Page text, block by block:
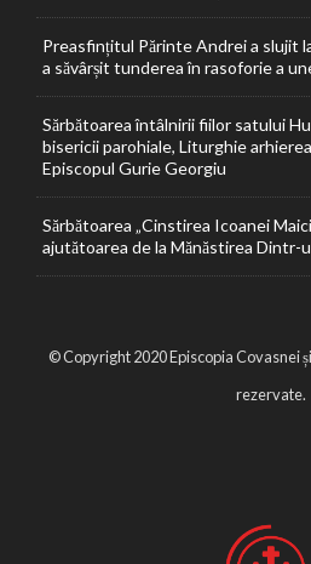
Preasfințitul Părinte Andrei a slujit
a săvârșit tunderea în rasoforie a
Sărbătoarea întâlnirii fiilor satului
bisericii parohiale, Liturghie
Episcopul Gurie Georgiu
Sărbătoarea „Cinstirea Icoanei
ajutătoarea de la Mănăstirea Dintr-
© Copyright 2020 Episcopia Covasnei
rezervate.